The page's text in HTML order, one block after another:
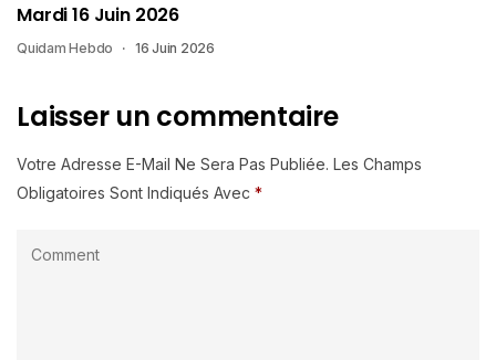
Mardi 16 Juin 2026
Quidam Hebdo 16 Juin 2026
Laisser un commentaire
Votre Adresse E-Mail Ne Sera Pas Publiée. Les Champs
Obligatoires Sont Indiqués Avec *